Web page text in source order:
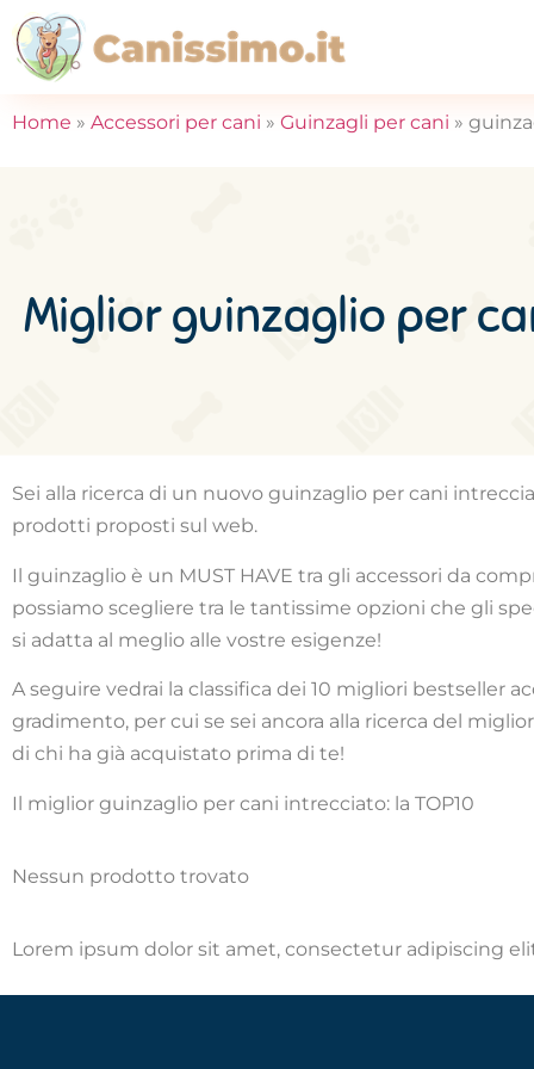
Home » Accessori per cani » Guinzagli per cani »
Miglior guinzaglio per
Sei alla ricerca di un nuovo guinzaglio per cani
prodotti proposti sul web.
Il guinzaglio è un MUST HAVE tra gli accessori da
possiamo scegliere tra le tantissime opzioni che gli
si adatta al meglio alle vostre esigenze!
A seguire vedrai la classifica dei 10 migliori bestseller
gradimento, per cui se sei ancora alla ricerca del
di chi ha già acquistato prima di te!
Il miglior guinzaglio per cani intrecciato: la TOP10
Nessun prodotto trovato
Lorem ipsum dolor sit amet, consectetur adipiscing